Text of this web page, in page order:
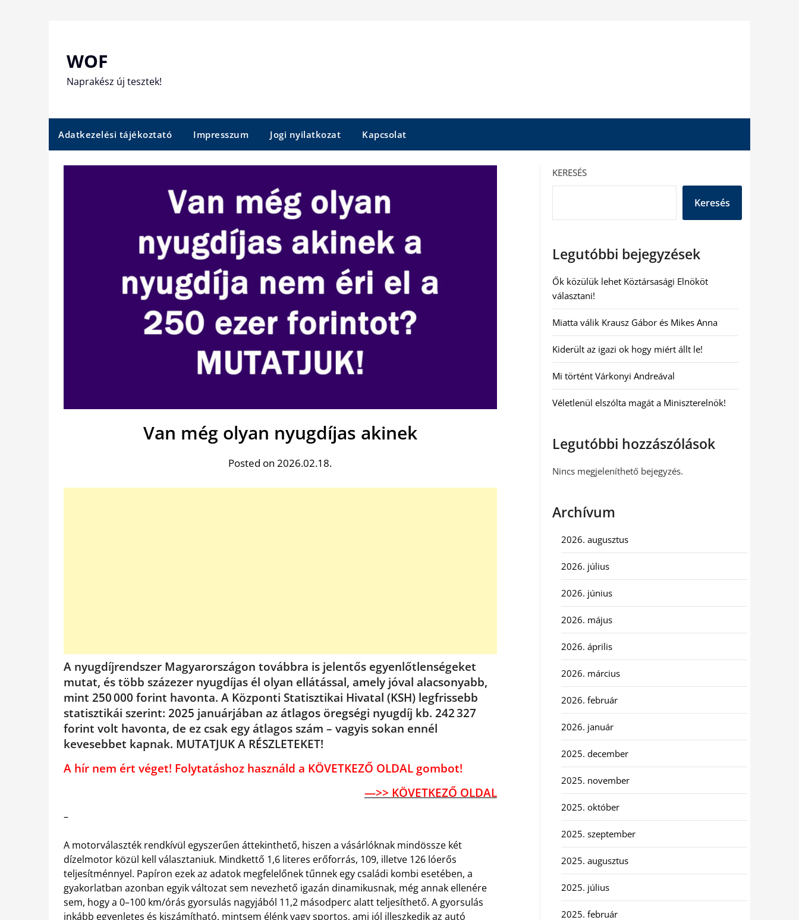
WOF
Naprakész új tesztek!
Adatkezelési tájékoztató Impresszum Jogi nyilatkozat Kapcsolat
Van még olyan nyugdíjas akinek
Posted on 2026.02.18.
A nyugdíjrendszer Magyarországon továbbra is jelentős egyenlőtlenségeket
mutat, és több százezer nyugdíjas él olyan ellátással, amely jóval alacsonyabb,
mint 250 000 forint havonta. A Központi Statisztikai Hivatal (KSH) legfrissebb
statisztikái szerint: 2025 januárjában az átlagos öregségi nyugdíj kb. 242 327
forint volt havonta, de ez csak egy átlagos szám – vagyis sokan ennél
kevesebbet kapnak. MUTATJUK A RÉSZLETEKET!
A hír nem ért véget! Folytatáshoz használd a KÖVETKEZŐ OLDAL gombot!
—>> KÖVETKEZŐ OLDAL
–
A motorválaszték rendkívül egyszerűen áttekinthető, hiszen a vásárlóknak mindössze két
dízelmotor közül kell választaniuk. Mindkettő 1,6 literes erőforrás, 109, illetve 126 lóerős
teljesítménnyel. Papíron ezek az adatok megfelelőnek tűnnek egy családi kombi esetében, a
gyakorlatban azonban egyik változat sem nevezhető igazán dinamikusnak, még annak ellenére
sem, hogy a 0–100 km/órás gyorsulás nagyjából 11,2 másodperc alatt teljesíthető. A gyorsulás
inkább egyenletes és kiszámítható, mintsem élénk vagy sportos, ami jól illeszkedik az autó
KERESÉS
Keresés
Legutóbbi bejegyzések
Ők közülük lehet Köztársasági Elnököt
választani!
Miatta válik Krausz Gábor és Mikes Anna
Kiderült az igazi ok hogy miért állt le!
Mi történt Várkonyi Andreával
Véletlenül elszólta magát a Miniszterelnök!
Legutóbbi hozzászólások
Nincs megjeleníthető bejegyzés.
Archívum
2026. augusztus
2026. július
2026. június
2026. május
2026. április
2026. március
2026. február
2026. január
2025. december
2025. november
2025. október
2025. szeptember
2025. augusztus
2025. július
2025. február